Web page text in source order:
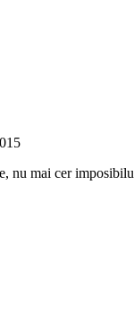
nu mai cer